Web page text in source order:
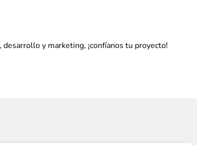
y marketing, ¡confíanos tu proyecto!